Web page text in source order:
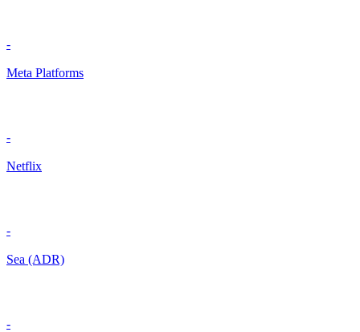
-
Meta Platforms
-
Netflix
-
Sea (ADR)
-